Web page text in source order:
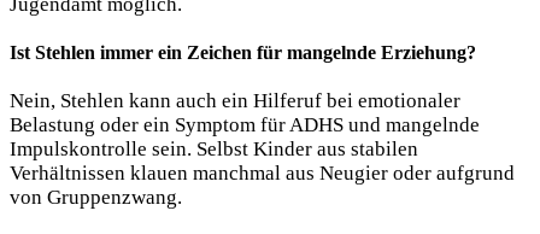
Ist Stehlen immer ein Zeichen für mangelnde Erziehung?
Nein, Stehlen kann auch ein Hilferuf bei emotionaler
Belastung oder ein Symptom für ADHS und mangelnde
Impulskontrolle sein. Selbst Kinder aus stabilen
Verhältnissen klauen manchmal aus Neugier oder aufgrund
von Gruppenzwang.